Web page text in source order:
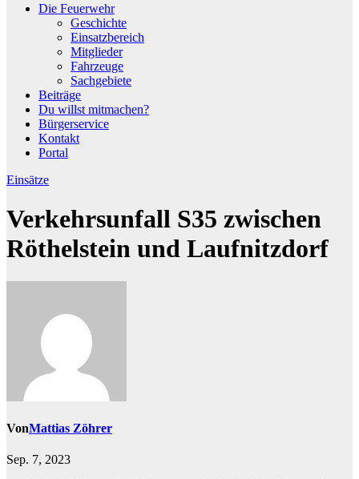
Die Feuerwehr
Geschichte
Einsatzbereich
Mitglieder
Fahrzeuge
Sachgebiete
Beiträge
Du willst mitmachen?
Bürgerservice
Kontakt
Portal
Einsätze
Verkehrsunfall S35 zwischen
Röthelstein und Laufnitzdorf
VonMattias Zöhrer
Sep. 7, 2023